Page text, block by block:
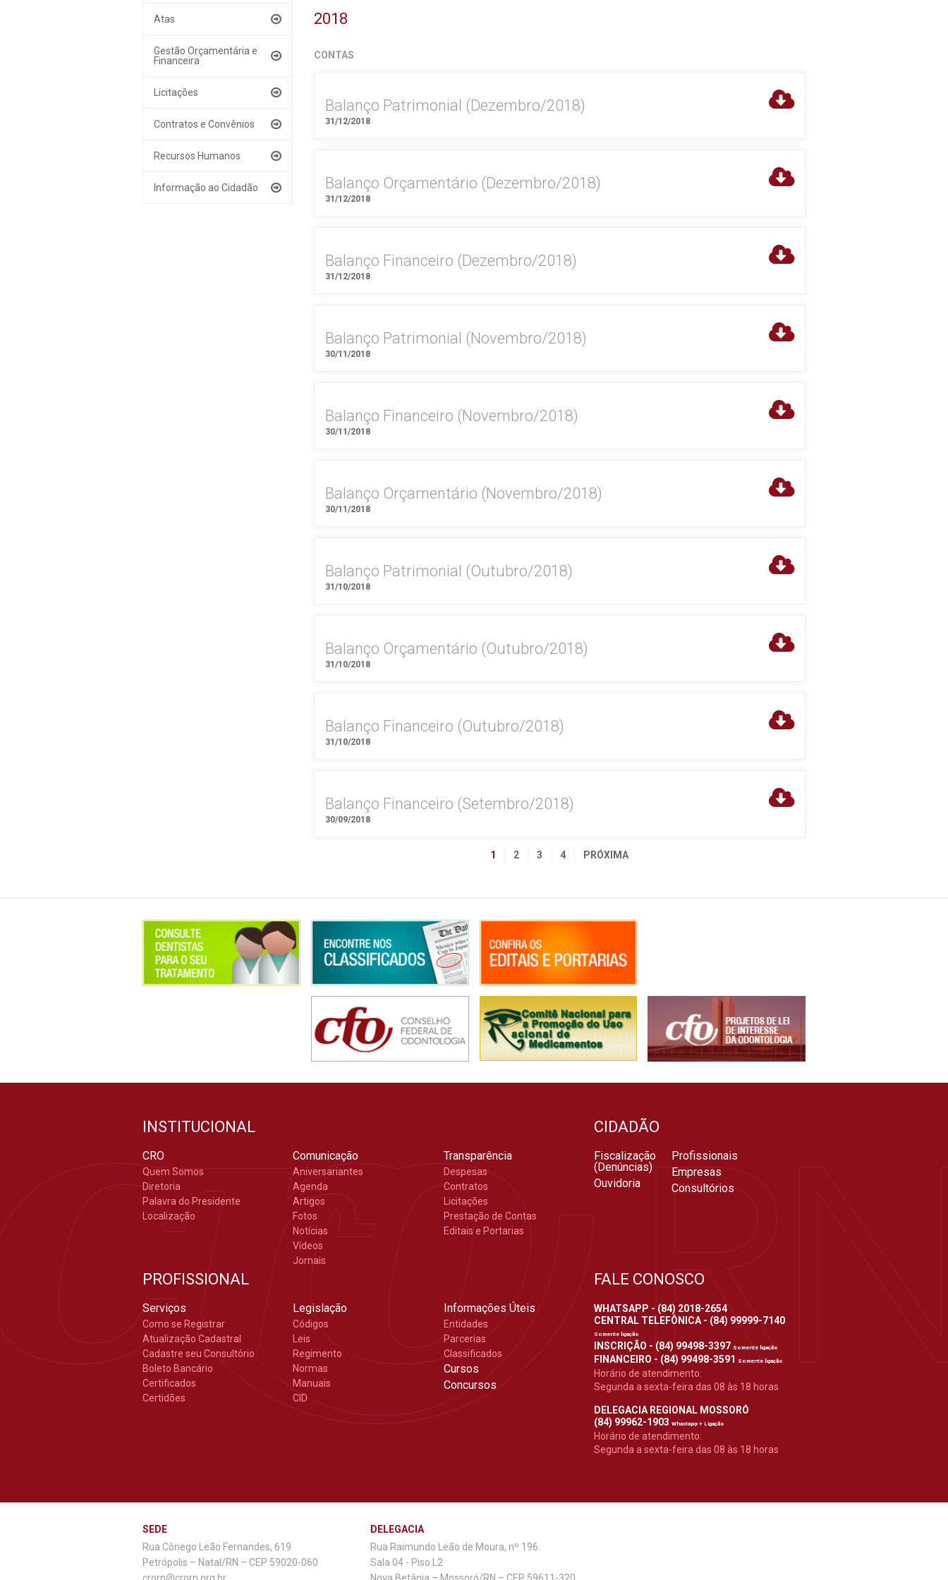
Atas
Gestão Orçamentária e
Financeira
Licitações
Contratos e Convênios
Recursos Humanos
Informação ao Cidadão
2018
CONTAS
Balanço Patrimonial (Dezembro/2018)
31/12/2018
Balanço Orçamentário (Dezembro/2018)
31/12/2018
Balanço Financeiro (Dezembro/2018)
31/12/2018
Balanço Patrimonial (Novembro/2018)
30/11/2018
Balanço Financeiro (Novembro/2018)
30/11/2018
Balanço Orçamentário (Novembro/2018)
30/11/2018
Balanço Patrimonial (Outubro/2018)
31/10/2018
Balanço Orçamentário (Outubro/2018)
31/10/2018
Balanço Financeiro (Outubro/2018)
31/10/2018
Balanço Financeiro (Setembro/2018)
30/09/2018
1 2 3 4 PRÓXIMA
INSTITUCIONAL
CRO
Quem Somos
Diretoria
Palavra do Presidente
Localização
Comunicação
Aniversariantes
Agenda
Artigos
Fotos
Notícias
Vídeos
Jornais
Transparência
Despesas
Contratos
Licitações
Prestação de Contas
Editais e Portarias
CIDADÃO
Fiscalização
(Denúncias)
Ouvidoria
Profissionais
Empresas
Consultórios
PROFISSIONAL
Serviços
Como se Registrar
Atualização Cadastral
Cadastre seu Consultório
Boleto Bancário
Certificados
Certidões
Legislação
Códigos
Leis
Regimento
Normas
Manuais
CID
Informações Úteis
Entidades
Parcerias
Classificados
Cursos
Concursos
FALE CONOSCO
WHATSAPP - (84) 2018-2654
CENTRAL TELEFÔNICA - (84) 99999-7140
Somente ligação
INSCRIÇÃO - (84) 99498-3397 Somente ligação
FINANCEIRO - (84) 99498-3591 Somente ligação
Horário de atendimento:
Segunda a sexta-feira das 08 às 18 horas
DELEGACIA REGIONAL MOSSORÓ
(84) 99962-1903 Whastapp + Ligação
Horário de atendimento:
Segunda a sexta-feira das 08 às 18 horas
SEDE
Rua Cônego Leão Fernandes, 619
Petrópolis – Natal/RN – CEP 59020-060
DELEGACIA
Rua Raimundo Leão de Moura, nº 196.
Sala 04 - Piso L2